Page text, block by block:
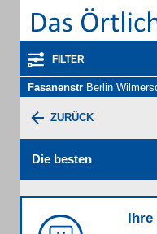
FILTER
Fasanenstr Berlin Wilmersdorf -
ZURÜCK
Die besten
Ihre